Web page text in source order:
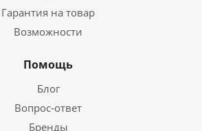
Гарантия на товар
Возможности
Помощь
Блог
Вопрос-ответ
Бренды